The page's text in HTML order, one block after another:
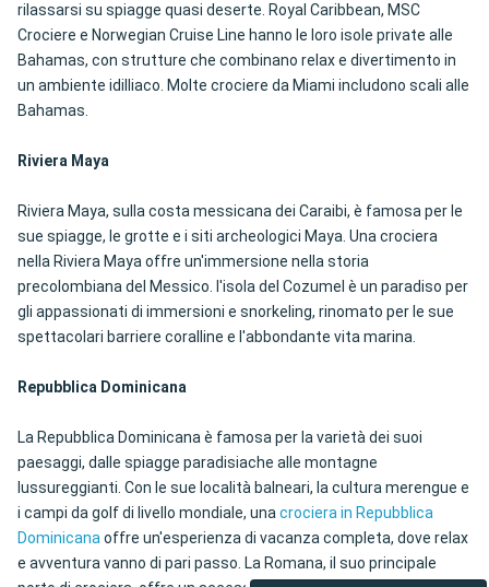
rilassarsi su spiagge quasi deserte. Royal Caribbean, MSC
Crociere e Norwegian Cruise Line hanno le loro isole private alle
Bahamas, con strutture che combinano relax e divertimento in
un ambiente idilliaco. Molte crociere da Miami includono scali alle
Bahamas.
Riviera Maya
Riviera Maya, sulla costa messicana dei Caraibi, è famosa per le
sue spiagge, le grotte e i siti archeologici Maya. Una crociera
nella Riviera Maya offre un'immersione nella storia
precolombiana del Messico. l'isola del Cozumel è un paradiso per
gli appassionati di immersioni e snorkeling, rinomato per le sue
spettacolari barriere coralline e l'abbondante vita marina.
Repubblica Dominicana
La Repubblica Dominicana è famosa per la varietà dei suoi
paesaggi, dalle spiagge paradisiache alle montagne
lussureggianti. Con le sue località balneari, la cultura merengue e
i campi da golf di livello mondiale, unacrociera in Repubblica
Dominicanaoffre un'esperienza di vacanza completa, dove relax
e avventura vanno di pari passo. La Romana, il suo principale